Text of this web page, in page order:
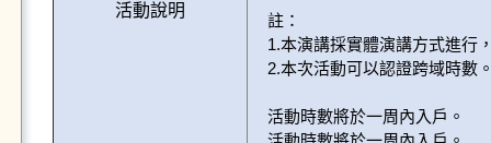
活動說明
註：
1.本演講採實體演講方式進行
2.本次活動可以認證跨域時數
活動時數將於一周內入戶。